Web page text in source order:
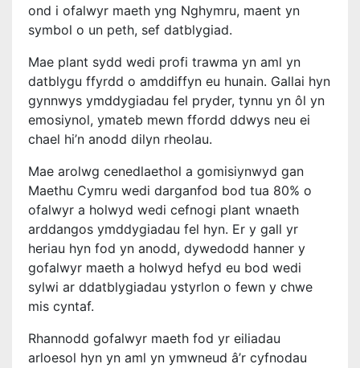
ond i ofalwyr maeth yng Nghymru, maent yn
symbol o un peth, sef datblygiad.
Mae plant sydd wedi profi trawma yn aml yn
datblygu ffyrdd o amddiffyn eu hunain. Gallai hyn
gynnwys ymddygiadau fel pryder, tynnu yn ôl yn
emosiynol, ymateb mewn ffordd ddwys neu ei
chael hi’n anodd dilyn rheolau.
Mae arolwg cenedlaethol a gomisiynwyd gan
Maethu Cymru wedi darganfod bod tua 80% o
ofalwyr a holwyd wedi cefnogi plant wnaeth
arddangos ymddygiadau fel hyn. Er y gall yr
heriau hyn fod yn anodd, dywedodd hanner y
gofalwyr maeth a holwyd hefyd eu bod wedi
sylwi ar ddatblygiadau ystyrlon o fewn y chwe
mis cyntaf.
Rhannodd gofalwyr maeth fod yr eiliadau
arloesol hyn yn aml yn ymwneud â’r cyfnodau